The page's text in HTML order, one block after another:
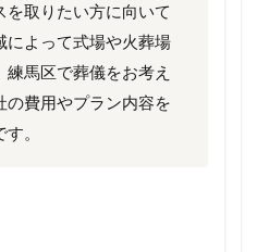
取りたい方に向いて
によって式場や火葬場
馬区で葬儀をお考え
の費用やプラン内容を
。